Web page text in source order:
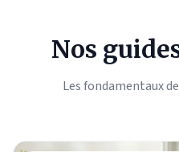
Nos
Les fondamentaux